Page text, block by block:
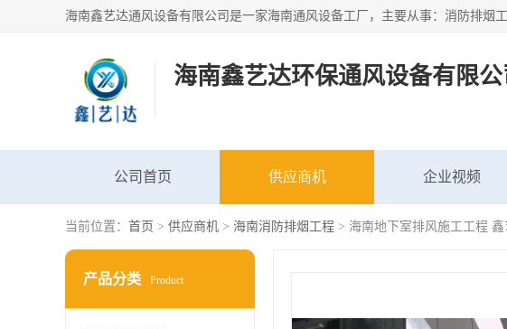
海南鑫艺达环保通风设备有限公
公司首页 供应商机 企业视频
当前位置： 首页 > 供应商机 > 海南消防排烟工程 > 海南地下室排风施工工程
产品分类 Product